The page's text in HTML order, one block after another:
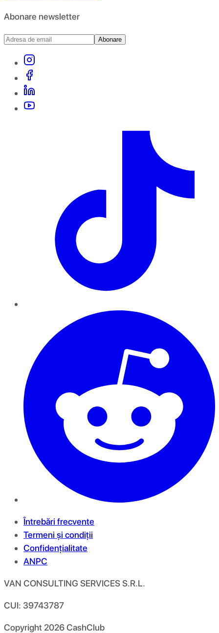
Abonare newsletter
Abonare
Întrebări frecvente
Termeni și condiții
Confidențialitate
ANPC
VAN CONSULTING SERVICES S.R.L.
CUI: 39743787
Copyright 2026CashClub